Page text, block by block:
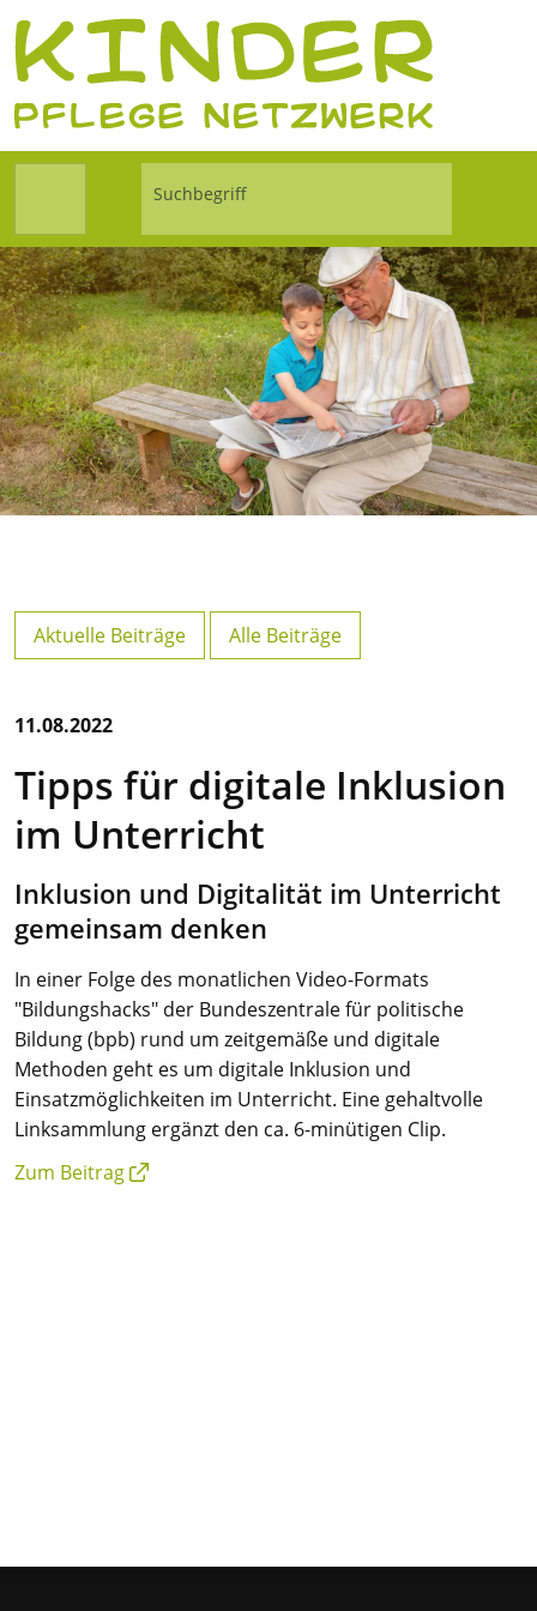
Aktuelle Beiträge Alle Beiträge
11.08.2022
Tipps für digitale Inklusion
im Unterricht
Inklusion und Digitalität im Unterricht
gemeinsam denken
In einer Folge des monatlichen Video-Formats
"Bildungshacks" der Bundeszentrale für politische
Bildung (bpb) rund um zeitgemäße und digitale
Methoden geht es um digitale Inklusion und
Einsatzmöglichkeiten im Unterricht. Eine gehaltvolle
Linksammlung ergänzt den ca. 6-minütigen Clip.
Zum Beitrag